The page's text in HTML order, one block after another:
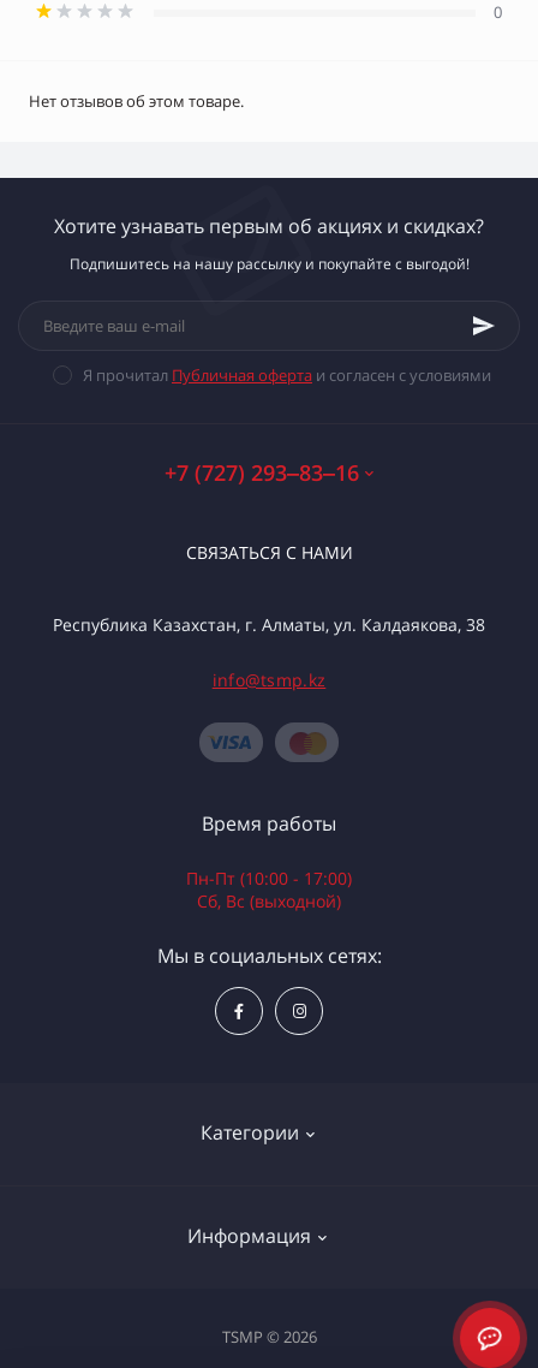
0
Нет отзывов об этом товаре.
Хотите узнавать первым об акциях и скидках?
Подпишитесь на нашу рассылку и покупайте с выгодой!
Я прочитал Публичная оферта и согласен с условиями
+7 (727) 293‒83‒16
СВЯЗАТЬСЯ С НАМИ
Республика Казахстан, г. Алматы, ул. Калдаякова, 38
info@tsmp.kz
Категории
Электроинструменты
Информация
Доставка и оплата
Время работы
Пн-Пт (10:00 - 17:00)
Сб, Вс (выходной)
Мы в социальных сетях:
TSMP © 2026